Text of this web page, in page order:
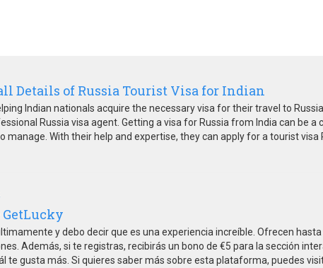
Details of Russia Tourist Visa for Indian
Indian nationals acquire the necessary visa for their travel to
Russia visa agent. Getting a visa for Russia from India can be
manage. With their help and expertise, they can apply for a tourist
GetLucky
y debo decir que es una experiencia increíble. Ofrecen
Además, si te registras, recibirás un bono de €5 para la sección
te gusta más. Si quieres saber más sobre esta plataforma, puedes